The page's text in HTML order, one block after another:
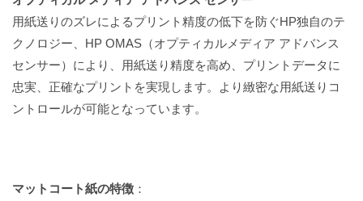
用紙送りのズレによるプリント精度の低下を防ぐHP独自のテ
クノロジー、HP OMAS（オプティカルメディア アドバンス
センサー）により、用紙送り精度を高め、プリントデータに
忠実、正確なプリントを実現します。より緻密な用紙送りコ
ントロールが可能となっています。
マットコート紙の特徴 ：